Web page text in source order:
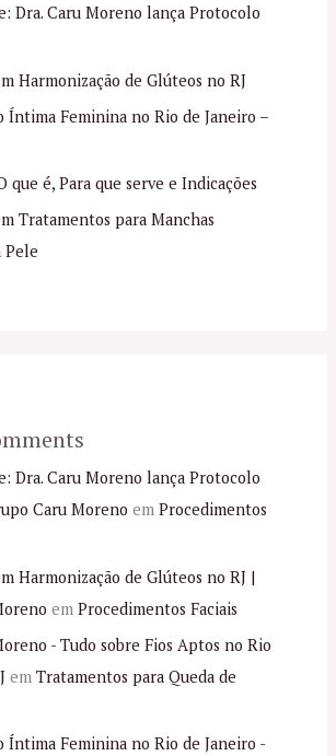
Dra. Caru Moreno lança Protocolo
Harmonização de Glúteos no RJ
Íntima Feminina no Rio de Janeiro –
que é, Para que serve e Indicações
Tratamentos para Manchas
Pele
Dra. Caru Moreno lança Protocolo
Caru Moreno em Procedimentos
Harmonização de Glúteos no RJ |
em Procedimentos Faciais
- Tudo sobre Fios Aptos no Rio
em Tratamentos para Queda de
Íntima Feminina no Rio de Janeiro -